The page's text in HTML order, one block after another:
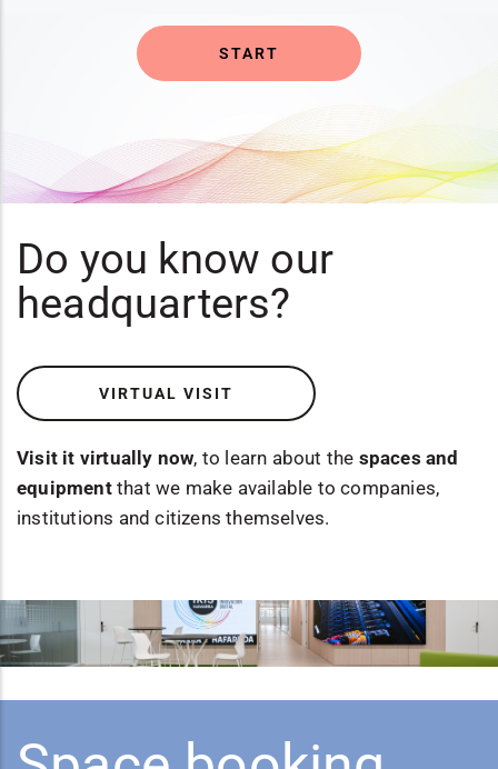
START
Do you know our
headquarters?
VIRTUAL VISIT
Visit it virtually now, to learn about the spaces and
equipmentthat we make available to companies,
institutions and citizens themselves.